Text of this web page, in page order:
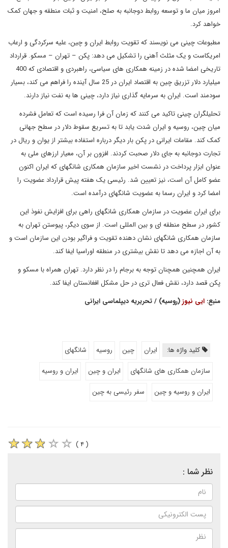
امروز میان ما و توسعه روابط دوجانبه به صلح، امنیت و ثبات منطقه و جهان کمک
خواهد کرد.
مطبوعات چینی می نویسند که تقویت روابط ایران و چین، علیه سرکردگی و ارعاب
امریکاست و یک مثلث آهنی را تشکیل می دهد: پکن – تهران – مسکو. قرارداد
تاریخی امضا شده در زمینه همکاری های سیاسی، راهبردی و اقتصادی که 400
میلیارد دلار تزریق چین به اقتصاد ایران در 25 سال آینده را فراهم می کند، بسیار
سودمند است. ایران به سرمایه گذاری نیاز دارد، چینی ها به نفت نیاز دارند.
تحلیلگران چینی تاکید می کنند که زمان آن فرا رسیده است که تعامل فشرده
میان چین، روسیه و ایران شدت یابد تا به تسریع سقوط دلار در سطح جهانی
کمک کند. مقامات ایرانی در پکن بار دیگر درباره استفاده بیشتر از یوان و ریال در
تجارت دوجانبه به جای دلار صحبت کردند. افزون بر آن، معیار ارزهای ملی به
عنوان ابزار پرداخت در نشست اخیر سازمان همکاری شانگهای که ایران اکنون
عضو کامل آن است، نیز تعیین شد. رئیسی یک هفته پیش قرارداد عضویت را
امضا کرد و ایران رسما به عضویت شانگهای درآمده است.
برای ایران عضویت در سازمان همکاری شانگهای راهی برای افزایش نفوذ این
کشور در سطح منطقه ای و بین المللی است. از سوی دیگر، پیوستن تهران به
سازمان همکاری شانگهای نشان دهنده تقویت و فراگیر بودن این سازمان است و
به آن اجازه می دهد تا نقش بیشتری در منطقه اوراسیا ایفا کند.
ایران همچنین همچنان توجه به برجام را در نظر دارد. تهران همراه با مسکو و
پکن قصد دارد، نقش فعال تری در حل مشکل افغانستان ایفا کند.
منبع: ایی نیوز(روسیه) / تحریریه دیپلماسی ایرانی
کلید واژه ها: ایران چین روسیه
شانگهای
سازمان همکاری های شانگهای
ایران و چین
ایران و روسیه
ایران و روسیه و چین
سفر رئیسی به چین
( ۴ )
نظر شما :